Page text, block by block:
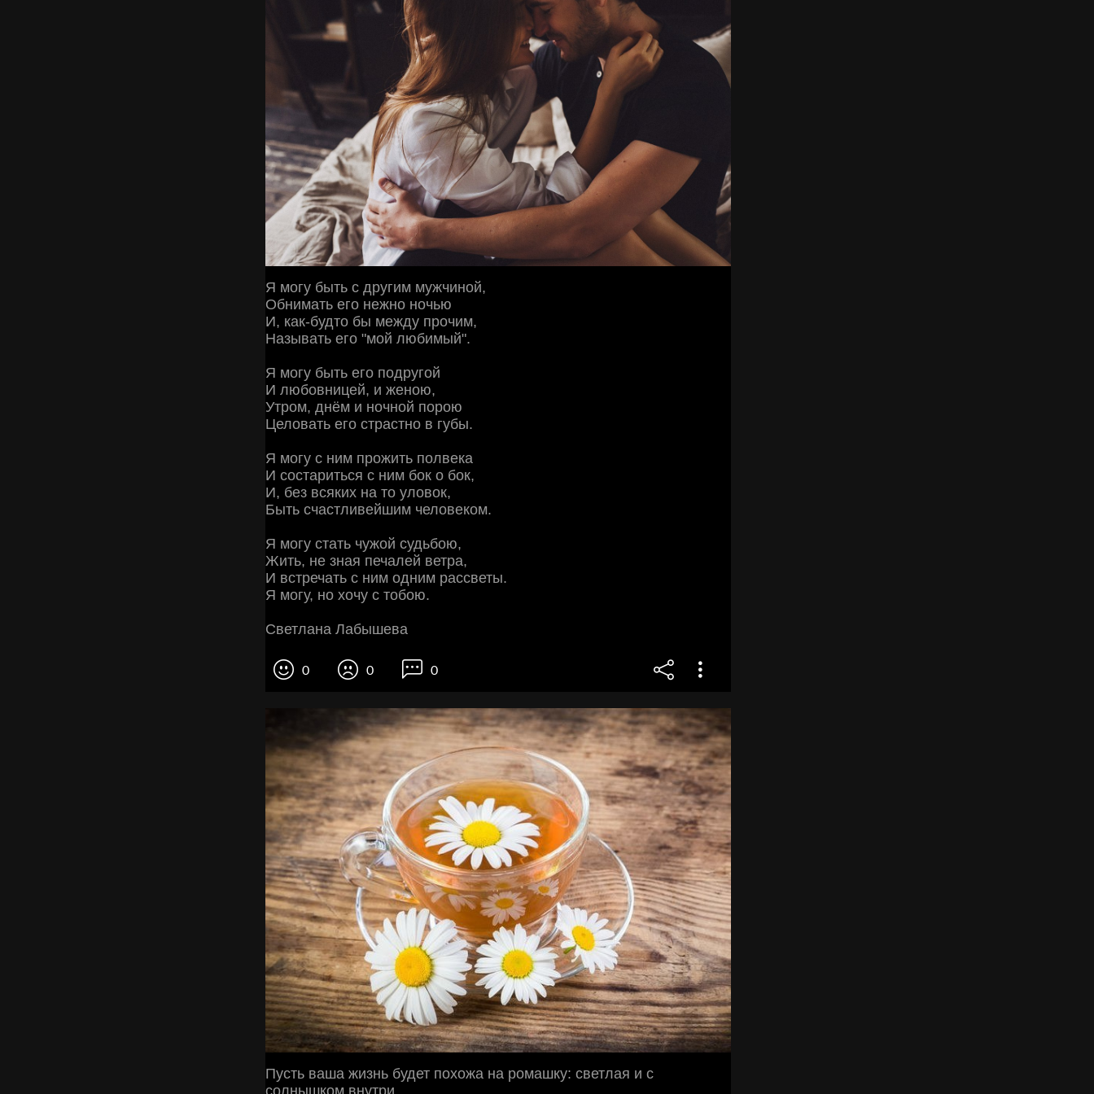
Я могу быть с другим мужчиной,
Обнимать его нежно ночью
И, как-будто бы между прочим,
Называть его "мой любимый".
Я могу быть его подругой
И любовницей, и женою,
Утром, днём и ночной порою
Целовать его страстно в губы.
Я могу с ним прожить полвека
И состариться с ним бок о бок,
И, без всяких на то уловок,
Быть счастливейшим человеком.
Я могу стать чужой судьбою,
Жить, не зная печалей ветра,
И встречать с ним одним рассветы.
Я могу, но хочу с тобою.
Светлана Лабышева
0 0 0
Пусть ваша жизнь будет похожа на ромашку: светлая и с
солнышком внутри.